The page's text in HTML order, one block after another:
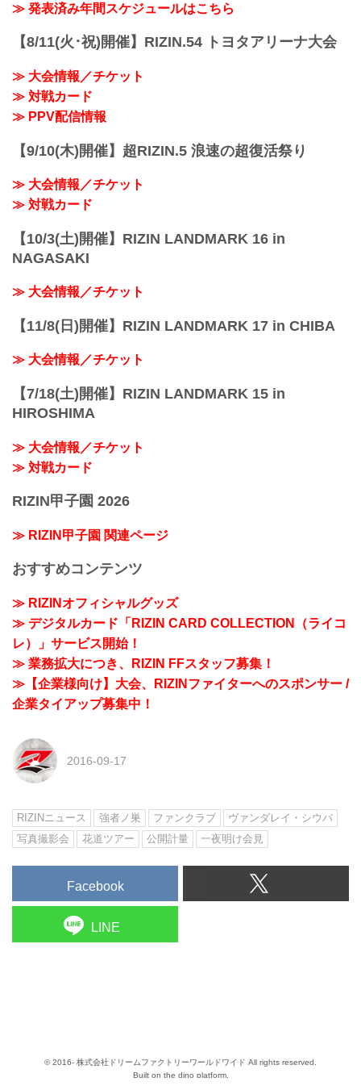
≫ 発表済み年間スケジュールはこちら
【8/11(火･祝)開催】RIZIN.54 トヨタアリーナ大会
≫ 大会情報／チケット
≫ 対戦カード
≫ PPV配信情報
【9/10(木)開催】超RIZIN.5 浪速の超復活祭り
≫ 大会情報／チケット
≫ 対戦カード
【10/3(土)開催】RIZIN LANDMARK 16 in
NAGASAKI
≫ 大会情報／チケット
【11/8(日)開催】RIZIN LANDMARK 17 in CHIBA
≫ 大会情報／チケット
【7/18(土)開催】RIZIN LANDMARK 15 in
HIROSHIMA
≫ 大会情報／チケット
≫ 対戦カード
RIZIN甲子園 2026
≫ RIZIN甲子園 関連ページ
おすすめコンテンツ
≫ RIZINオフィシャルグッズ
≫ デジタルカード「RIZIN CARD COLLECTION（ライコ
レ）」サービス開始！
≫ 業務拡大につき、RIZIN FFスタッフ募集！
≫【企業様向け】大会、RIZINファイターへのスポンサー /
企業タイアップ募集中！
2016-09-17
RIZINニュース 強者ノ巣 ファンクラブ
ヴァンダレイ・シウバ
写真撮影会
花道ツアー 公開計量 一夜明け会見
Facebook
LINE
© 2016- 株式会社ドリームファクトリーワールドワイド All rights reserved.
Built on the dino platform.